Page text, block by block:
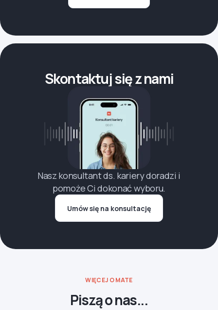
Skontaktuj się z nami
Nasz konsultant ds. kariery doradzi i
pomoże Ci dokonać wyboru.
Umów się na konsultację
WIĘCEJ O MATE
Piszą o nas...